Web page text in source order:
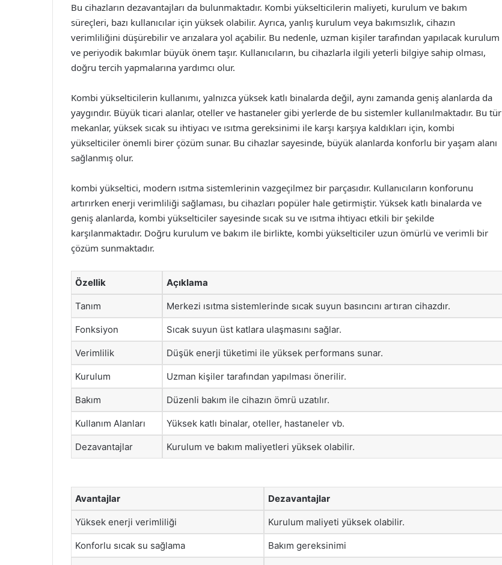
Bu cihazların dezavantajları da bulunmaktadır. Kombi yükselticilerin maliyeti, kurulum ve bakım
süreçleri, bazı kullanıcılar için yüksek olabilir. Ayrıca, yanlış kurulum veya bakımsızlık, cihazın
verimliliğini düşürebilir ve arızalara yol açabilir. Bu nedenle, uzman kişiler tarafından yapılacak kurulum
ve periyodik bakımlar büyük önem taşır. Kullanıcıların, bu cihazlarla ilgili yeterli bilgiye sahip olması,
doğru tercih yapmalarına yardımcı olur.
Kombi yükselticilerin kullanımı, yalnızca yüksek katlı binalarda değil, aynı zamanda geniş alanlarda da
yaygındır. Büyük ticari alanlar, oteller ve hastaneler gibi yerlerde de bu sistemler kullanılmaktadır. Bu tür
mekanlar, yüksek sıcak su ihtiyacı ve ısıtma gereksinimi ile karşı karşıya kaldıkları için, kombi
yükselticiler önemli birer çözüm sunar. Bu cihazlar sayesinde, büyük alanlarda konforlu bir yaşam alanı
sağlanmış olur.
kombi yükseltici, modern ısıtma sistemlerinin vazgeçilmez bir parçasıdır. Kullanıcıların konforunu
artırırken enerji verimliliği sağlaması, bu cihazları popüler hale getirmiştir. Yüksek katlı binalarda ve
geniş alanlarda, kombi yükselticiler sayesinde sıcak su ve ısıtma ihtiyacı etkili bir şekilde
karşılanmaktadır. Doğru kurulum ve bakım ile birlikte, kombi yükselticiler uzun ömürlü ve verimli bir
çözüm sunmaktadır.
Özellik Açıklama
Tanım Merkezi ısıtma sistemlerinde sıcak suyun basıncını artıran cihazdır.
Fonksiyon Sıcak suyun üst katlara ulaşmasını sağlar.
Verimlilik Düşük enerji tüketimi ile yüksek performans sunar.
Kurulum Uzman kişiler tarafından yapılması önerilir.
Bakım Düzenli bakım ile cihazın ömrü uzatılır.
Kullanım Alanları Yüksek katlı binalar, oteller, hastaneler vb.
Dezavantajlar Kurulum ve bakım maliyetleri yüksek olabilir.
Avantajlar Dezavantajlar
Yüksek enerji verimliliği Kurulum maliyeti yüksek olabilir.
Konforlu sıcak su sağlama Bakım gereksinimi